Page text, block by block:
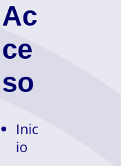
Ac
ce
so
Inic
io